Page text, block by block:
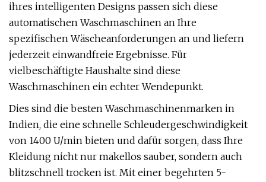
ihres intelligenten Designs passen sich diese
automatischen Waschmaschinen an Ihre
spezifischen Wäscheanforderungen an und liefern
jederzeit einwandfreie Ergebnisse. Für
vielbeschäftigte Haushalte sind diese
Waschmaschinen ein echter Wendepunkt.
Dies sind die besten Waschmaschinenmarken in
Indien, die eine schnelle Schleudergeschwindigkeit
von 1400 U/min bieten und dafür sorgen, dass Ihre
Kleidung nicht nur makellos sauber, sondern auch
blitzschnell trocken ist. Mit einer begehrten 5-